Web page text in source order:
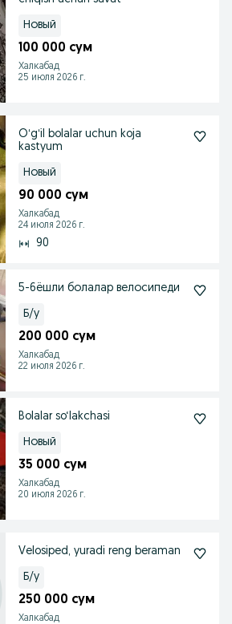
Новый
100 000 сум
Халкабад
25 июля 2026 г.
Oʻgʻil bolalar uchun koja
kastyum
Новый
90 000 сум
Халкабад
24 июля 2026 г.
90
5-6ëшли болалар велосипеди
Б/у
200 000 сум
Халкабад
22 июля 2026 г.
Bolalar so‘lakchasi
Новый
35 000 сум
Халкабад
20 июля 2026 г.
Velosiped, yuradi reng beraman
Б/у
250 000 сум
Халкабад